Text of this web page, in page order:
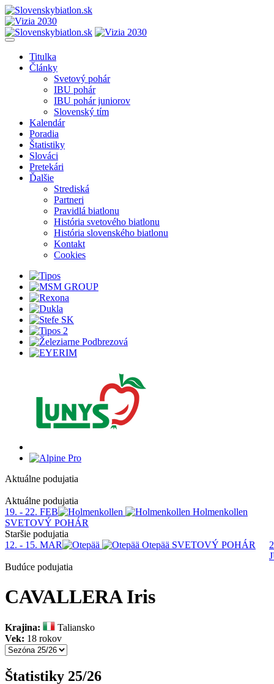
Titulka
Články
Svetový pohár
IBU pohár
IBU pohár juniorov
Slovenský tím
Kalendár
Poradia
Štatistiky
Slováci
Pretekári
Ďalšie
Strediská
Partneri
Pravidlá biatlonu
História svetového biatlonu
História slovenského biatlonu
Kontakt
Cookies
Aktuálne podujatia
Aktuálne podujatia
19. - 22. FEB
Holmenkollen
SVETOVÝ POHÁR
Staršie podujatia
12. - 15. MAR
Otepää SVETOVÝ POHÁR
Budúce podujatia
CAVALLERA Iris
Krajina:
Taliansko
Vek: 18 rokov
Štatistiky 25/26